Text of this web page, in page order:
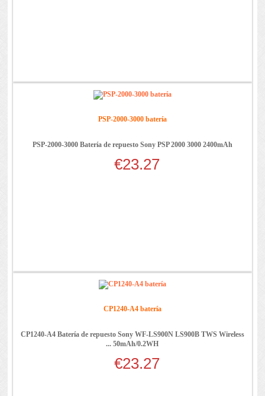
PSP-2000-3000 batería
PSP-2000-3000 Batería de repuesto Sony PSP 2000 3000 2400mAh
€23.27
CP1240-A4 batería
CP1240-A4 Batería de repuesto Sony WF-LS900N LS900B TWS Wireless
... 50mAh/0.2WH
€23.27